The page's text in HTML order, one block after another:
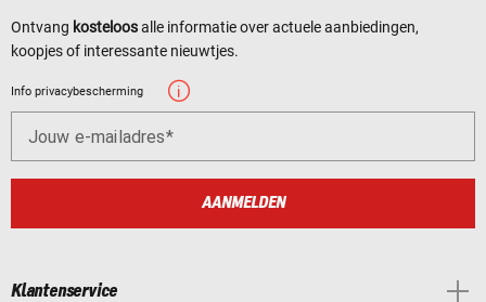
Ontvang kosteloosalle informatie over actuele aanbiedingen,
koopjes of interessante nieuwtjes.
Info privacybescherming
Jouw e-mailadres
AANMELDEN
Klantenservice